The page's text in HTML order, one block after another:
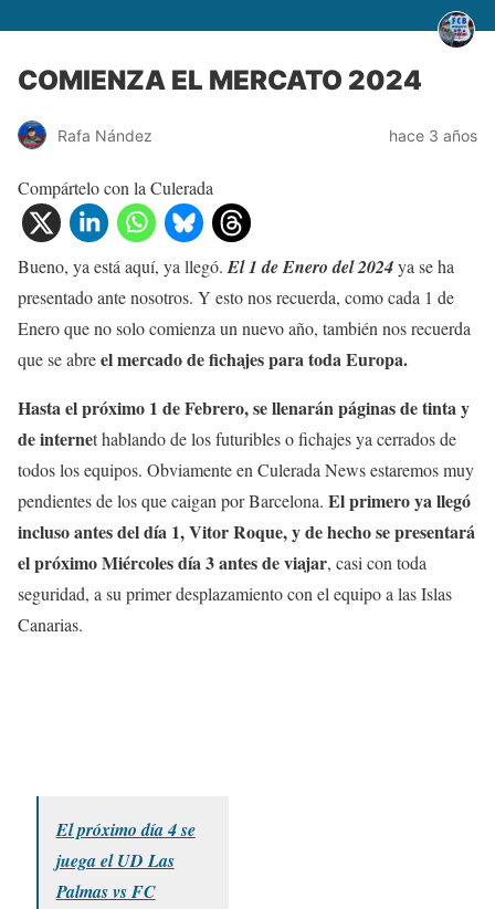
COMIENZA EL MERCATO 2024
Rafa Nández hace 3 años
Compártelo con la Culerada
Bueno, ya está aquí, ya llegó. El 1 de Enero del 2024ya se ha
presentado ante nosotros. Y esto nos recuerda, como cada 1 de
Enero que no solo comienza un nuevo año, también nos recuerda
que se abreel mercado de fichajes para toda Europa.
Hasta el próximo 1 de Febrero, se llenarán páginas de tinta y
de internet hablando de los futuribles o fichajes ya cerrados de
todos los equipos. Obviamente en Culerada News estaremos muy
pendientes de los que caigan por Barcelona. El primero ya llegó
incluso antes del día 1, Vitor Roque,y de hecho se presentará
el próximo Miércoles día 3 antes de viajar, casi con toda
seguridad, a su primer desplazamiento con el equipo a las Islas
Canarias.
El próximo día 4 se
juega el UD Las
Palmas vs FC